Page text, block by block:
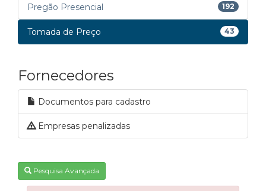
Pregão Presencial 192
Tomada de Preço 43
Fornecedores
Documentos para cadastro
Empresas penalizadas
Pesquisa Avançada